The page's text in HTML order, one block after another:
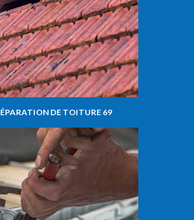
DE TOITURE 69